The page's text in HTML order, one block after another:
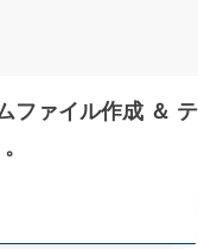
ファイル作成 ＆ テ